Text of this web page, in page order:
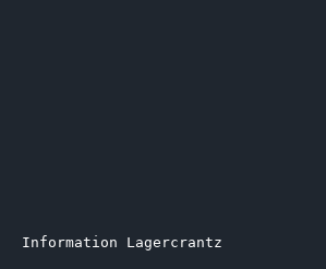
Information Lagercrantz